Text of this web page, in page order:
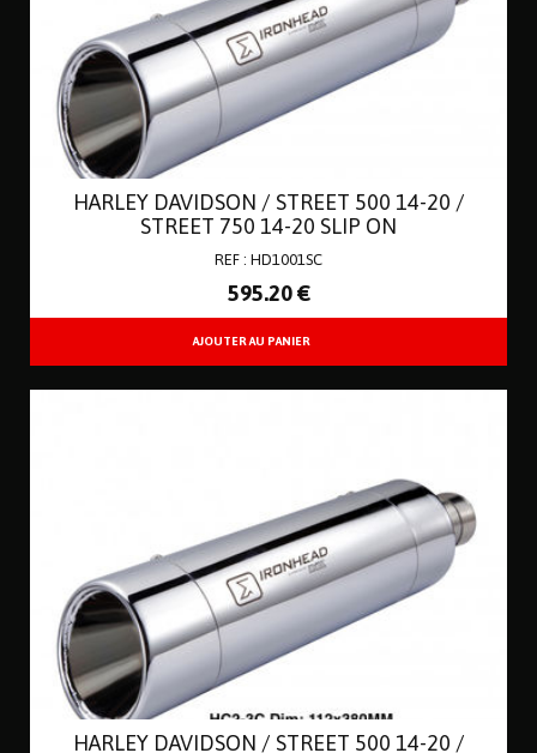
HARLEY DAVIDSON / STREET 500 14-20 /
STREET 750 14-20 SLIP ON
REF : HD1001SC
595.20 €
HARLEY DAVIDSON / STREET 500 14-20 /